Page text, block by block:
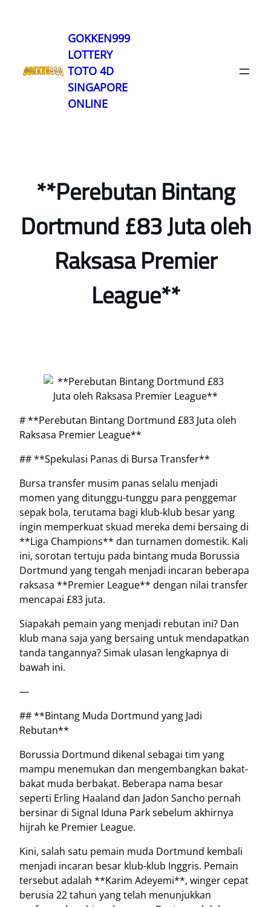
GOKKEN999
LOTTERY
TOTO 4D
SINGAPORE
ONLINE
**Perebutan Bintang
Dortmund £83 Juta oleh
Raksasa Premier
League**
# **Perebutan Bintang Dortmund £83 Juta oleh
Raksasa Premier League**
## **Spekulasi Panas di Bursa Transfer**
Bursa transfer musim panas selalu menjadi
momen yang ditunggu-tunggu para penggemar
sepak bola, terutama bagi klub-klub besar yang
ingin memperkuat skuad mereka demi bersaing di
**Liga Champions** dan turnamen domestik. Kali
ini, sorotan tertuju pada bintang muda Borussia
Dortmund yang tengah menjadi incaran beberapa
raksasa **Premier League** dengan nilai transfer
mencapai £83 juta.
Siapakah pemain yang menjadi rebutan ini? Dan
klub mana saja yang bersaing untuk mendapatkan
tanda tangannya? Simak ulasan lengkapnya di
bawah ini.
—
## **Bintang Muda Dortmund yang Jadi
Rebutan**
Borussia Dortmund dikenal sebagai tim yang
mampu menemukan dan mengembangkan bakat-
bakat muda berbakat. Beberapa nama besar
seperti Erling Haaland dan Jadon Sancho pernah
bersinar di Signal Iduna Park sebelum akhirnya
hijrah ke Premier League.
Kini, salah satu pemain muda Dortmund kembali
menjadi incaran besar klub-klub Inggris. Pemain
tersebut adalah **Karim Adeyemi**, winger cepat
berusia 22 tahun yang telah menunjukkan